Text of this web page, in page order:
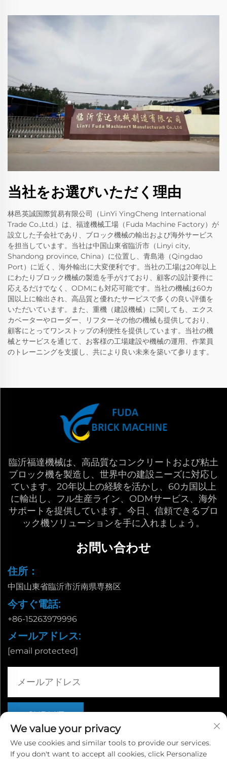
当社をお選びいただく理由
林邑英誠国際貿易有限公司（LinYi YingCheng International
Trade Co.,Ltd.）は、福達機械工場（Fuda Machine Factory）が
設立した子会社であり、ブロック機械の輸出および海外サービス
を担当しています。当社は中国山東省臨沂市（Linyi city,
Shandong province, China）に位置し、青島港（Qingdao
Port）に近く、海外輸出に大変便利です。当社の工場は20年以上
にわたりブロック機械の製造を手がけており、顧客の設計要件に
応えるだけでなく、ODMにも対応可能です。当社の機械は60カ
国以上に輸出され、高品質と優れたサービスで多くの良い評価を
いただいています。また、重機（建設機械）に関しても、エクス
カベーターやローダー、リフターその他の機械も提供しており、
顧客にとってワンストップの利便性を提供しています。当社の機
械とサービスを通じて、お客様の工場建設や機械の運用、作業員
のトレーニングを支援し、共により良い未来を築いて参ります。
臨沂福達機械は、高品質なコンクリートおよび粘土
ブロック機を製造し、世界中の建設ニーズに対応し
ています。20年以上の経験を活かし、60カ国以上
に輸出し、フル生産ライン、ODMサービス、海外
サポートを提供しています。今日、信頼できるブロ
ック機ソリューションを手に入れましょう。
お問い合わせ
住所：
中国山東省臨沂市沂南県専務区
今すぐ電話:
+86-15263979996
メールアドレス:
[email protected]
Copyright © 山東省臨沂市栄誠国際貿易有限公司 |プライバシー
We value your privacy
We use cookies and similar tools to provide our services.
If you don't want to accept all cookies, click Personalize